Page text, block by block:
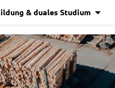
& duales Studium